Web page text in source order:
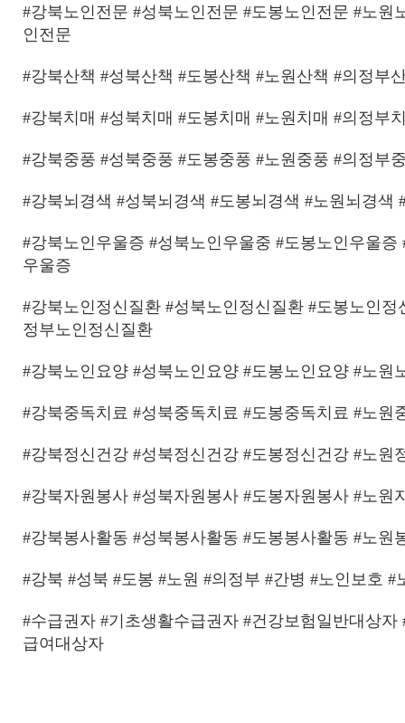
#강북노인전문 #성북노인전문 #도봉노인전문 #노원
인전문
#강북산책 #성북산책 #도봉산책 #노원산책 #의정부
#강북치매 #성북치매 #도봉치매 #노원치매 #의정부
#강북중풍 #성북중풍 #도봉중풍 #노원중풍 #의정부
#강북뇌경색 #성북뇌경색 #도봉뇌경색 #노원뇌경색
#강북노인우울증 #성북노인우울중 #도봉노인우울
우울증
#강북노인정신질환 #성북노인정신질환 #도봉노인
정부노인정신질환
#강북노인요양 #성북노인요양 #도봉노인요양 #노원
#강북중독치료 #성북중독치료 #도봉중독치료 #노원
#강북정신건강 #성북정신건강 #도봉정신건강 #노원
#강북자원봉사 #성북자원봉사 #도봉자원봉사 #노원
#강북봉사활동 #성북봉사활동 #도봉봉사활동 #노원
#강북 #성북 #도봉 #노원 #의정부 #간병 #노인보호 #
#수급권자 #기초생활수급권자 #건강보험일반대상
급여대상자